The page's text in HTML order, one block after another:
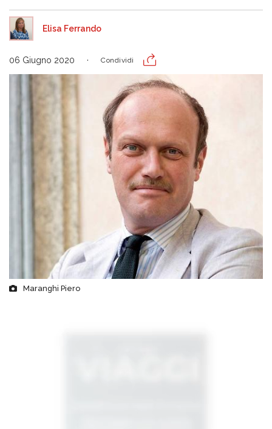
Elisa Ferrando
06 Giugno 2020 Condividi
Maranghi Piero